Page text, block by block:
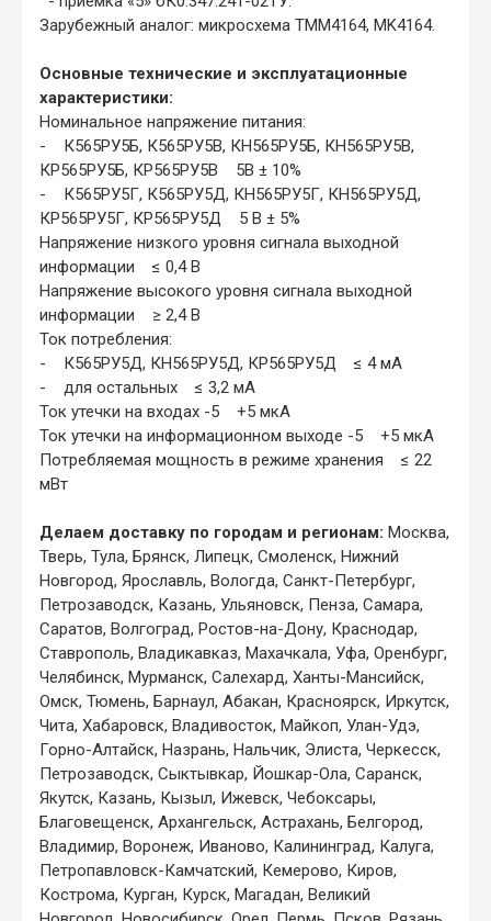
Зарубежный аналог: микросхема TMM4164, MK4164.
Основные технические и эксплуатационные
характеристики:
Номинальное напряжение питания:
- К565РУ5Б, К565РУ5В, КН565РУ5Б, КН565РУ5В,
КР565РУ5Б, КР565РУ5В 5В ± 10%
- К565РУ5Г, К565РУ5Д, КН565РУ5Г, КН565РУ5Д,
КР565РУ5Г, КР565РУ5Д 5 В ± 5%
Напряжение низкого уровня сигнала выходной
информации ≤ 0,4 В
Напряжение высокого уровня сигнала выходной
информации ≥ 2,4 В
Ток потребления:
- К565РУ5Д, КН565РУ5Д, КР565РУ5Д ≤ 4 мА
- для остальных ≤ 3,2 мА
Ток утечки на входах -5 +5 мкА
Ток утечки на информационном выходе -5 +5 мкА
Потребляемая мощность в режиме хранения ≤ 22
мВт
Делаем доставку по городам и регионам: Москва,
Тверь, Тула, Брянск, Липецк, Смоленск, Нижний
Новгород, Ярославль, Вологда, Санкт-Петербург,
Петрозаводск, Казань, Ульяновск, Пенза, Самара,
Саратов, Волгоград, Ростов-на-Дону, Краснодар,
Ставрополь, Владикавказ, Махачкала, Уфа, Оренбург,
Челябинск, Мурманск, Салехард, Ханты-Мансийск,
Омск, Тюмень, Барнаул, Абакан, Красноярск, Иркутск,
Чита, Хабаровск, Владивосток, Майкоп, Улан-Удэ,
Горно-Алтайск, Назрань, Нальчик, Элиста, Черкесск,
Петрозаводск, Сыктывкар, Йошкар-Ола, Саранск,
Якутск, Казань, Кызыл, Ижевск, Чебоксары,
Благовещенск, Архангельск, Астрахань, Белгород,
Владимир, Воронеж, Иваново, Калининград, Калуга,
Петропавловск-Камчатский, Кемерово, Киров,
Кострома, Курган, Курск, Магадан, Великий